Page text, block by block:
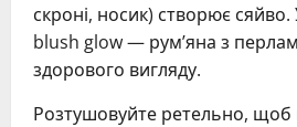
скроні, носик) створює
blush glow — рум’яна з
здорового вигляду.
Розтушовуйте ретельно, щоб